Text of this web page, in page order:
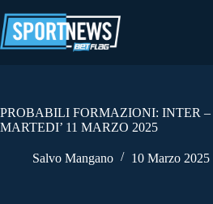
al
contenuto
PROBABILI FORMAZIONI: INTER –
MARTEDI’ 11 MARZO 2025
Salvo Mangano 10 Marzo 2025